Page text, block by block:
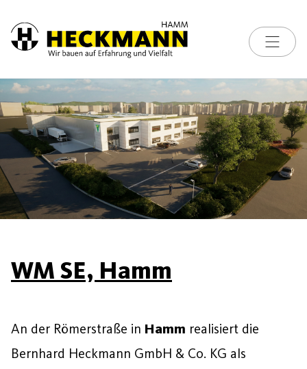
Skip to content
Toggle
WM SE, Hamm
An der Römerstraße in Hamm realisiert die
Bernhard Heckmann GmbH & Co. KG als